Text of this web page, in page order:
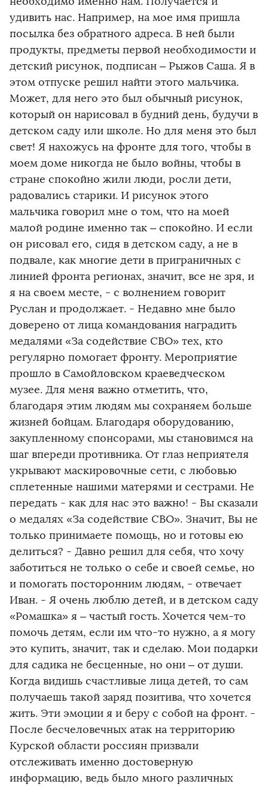
удивить нас. Например, на мое имя пришла
посылка без обратного адреса. В ней были
продукты, предметы первой необходимости и
детский рисунок, подписан – Рыжов Саша. Я в
этом отпуске решил найти этого мальчика.
Может, для него это был обычный рисунок,
который он нарисовал в будний день, будучи в
детском саду или школе. Но для меня это был
свет! Я нахожусь на фронте для того, чтобы в
моем доме никогда не было войны, чтобы в
стране спокойно жили люди, росли дети,
радовались старики. И рисунок этого
мальчика говорил мне о том, что на моей
малой родине именно так – спокойно. И если
он рисовал его, сидя в детском саду, а не в
подвале, как многие дети в приграничных с
линией фронта регионах, значит, все не зря, и
я на своем месте, - с волнением говорит
Руслан и продолжает. - Недавно мне было
доверено от лица командования наградить
медалями «За содействие СВО» тех, кто
регулярно помогает фронту. Мероприятие
прошло в Самойловском краеведческом
музее. Для меня важно отметить, что,
благодаря этим людям мы сохраняем больше
жизней бойцам. Благодаря оборудованию,
закупленному спонсорами, мы становимся на
шаг впереди противника. От глаз неприятеля
укрывают маскировочные сети, с любовью
сплетенные нашими матерями и сестрами. Не
передать - как для нас это важно! - Вы сказали
о медалях «За содействие СВО». Значит, Вы не
только принимаете помощь, но и готовы ею
делиться? - Давно решил для себя, что хочу
заботиться не только о себе и своей семье, но
и помогать посторонним людям, - отвечает
Иван. - Я очень люблю детей, и в детском саду
«Ромашка» я – частый гость. Хочется чем-то
помочь детям, если им что-то нужно, а я могу
это купить, значит, так и сделаю. Мои подарки
для садика не бесценные, но они – от души.
Когда видишь счастливые лица детей, то сам
получаешь такой заряд позитива, что хочется
жить. Эти эмоции я и беру с собой на фронт. -
После бесчеловечных атак на территорию
Курской области россиян призвали
отслеживать именно достоверную
информацию, ведь было много различных